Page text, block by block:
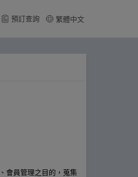
預訂查詢 繁體中文
會員管理之目的，蒐集